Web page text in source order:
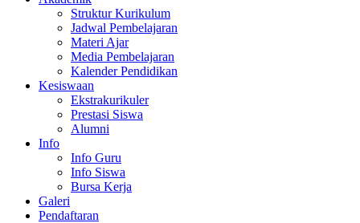
Struktur Kurikulum
Jadwal Pembelajaran
Materi Ajar
Media Pembelajaran
Kalender Pendidikan
Kesiswaan
Ekstrakurikuler
Prestasi Siswa
Alumni
Info
Info Guru
Info Siswa
Bursa Kerja
Galeri
Pendaftaran